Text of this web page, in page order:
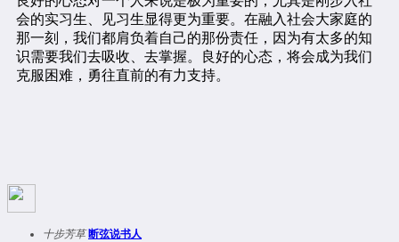
十步芳草 断弦说书人